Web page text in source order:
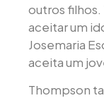
outros filhos.
aceitar um
Josemaria
aceita um
Thompson